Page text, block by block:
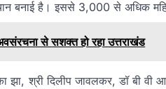
बनाई है। इससे 3,000 से अधिक
से सशक्त हो रहा उत्तराखंड
श्री दिलीप जावलकर, डॉ बी वी